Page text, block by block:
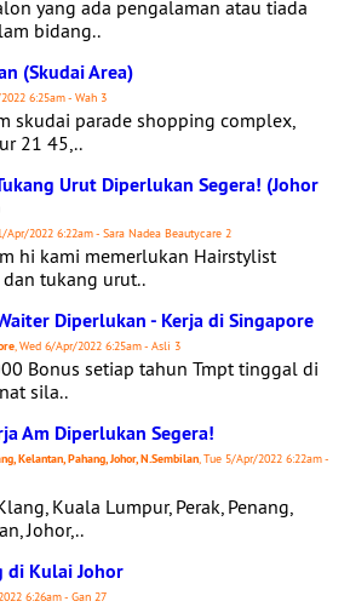
yang ada pengalaman atau tiada
bidang..
(Skudai Area)
6:25am - Wah 3
skudai parade shopping complex,
21 45,..
Urut Diperlukan Segera! (Johor
Apr/2022 6:22am - Sara Nadea Beautycare 2
hi kami memerlukan Hairstylist
tukang urut..
Diperlukan - Kerja di Singapore
, Wed 6/Apr/2022 6:25am - Asli 3
Bonus setiap tahun Tmpt tinggal di
sila..
Am Diperlukan Segera!
Kelantan, Pahang, Johor, N.Sembilan, Tue 5/Apr/2022 6:22am -
Kuala Lumpur, Perak, Penang,
Johor,..
di Kulai Johor
6:26am - Gan 27